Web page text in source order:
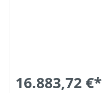
16.883,72 €*